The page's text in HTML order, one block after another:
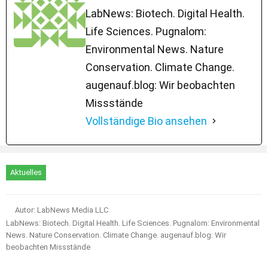
LabNews: Biotech. Digital Health.
Life Sciences. Pugnalom:
Environmental News. Nature
Conservation. Climate Change.
augenauf.blog: Wir beobachten
Missstände
Vollständige Bio ansehen
Aktuelles
Autor: LabNews Media LLC
LabNews: Biotech. Digital Health. Life Sciences. Pugnalom: Environmental
News. Nature Conservation. Climate Change. augenauf.blog: Wir
beobachten Missstände